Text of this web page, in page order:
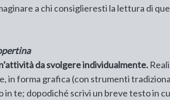
a chi consiglieresti la lettura di
da svolgere individualmente.
in forma grafica (con strumenti
in te; dopodiché scrivi un breve testo in